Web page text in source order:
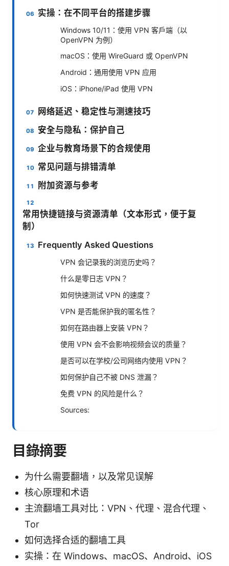
实操：在不同平台的搭建步骤
Windows 10/11：使用 VPN 客户端（以
OpenVPN 为例）
macOS：使用 WireGuard 或 OpenVPN
Android：通用使用 VPN 应用
iOS：iPhone/iPad 使用 VPN
网络延迟、稳定性与测速技巧
安全与隐私：保护自己
企业与教育场景下的合规使用
常见问题与排错清单
附加资源与参考
常用快捷链接与资源清单（文本形式，便于复
制）
Frequently Asked Questions
VPN 会记录我的浏览历史吗？
什么是零日志 VPN？
如何快速测试 VPN 的速度？
VPN 是否能保护我的匿名性？
如何在路由器上安装 VPN？
使用 VPN 会不会影响视频会议的质量？
是否可以在学校/公司网络内使用 VPN？
如何保护自己不被 DNS 泄漏？
免费 VPN 的风险是什么？
Sources:
目錄摘要
为什么需要翻墙，以及常见误解
核心原理和术语
主流翻墙工具对比：VPN、代理、混合代理、
Tor
如何选择合适的翻墙工具
实操：在 Windows、macOS、Android、iOS